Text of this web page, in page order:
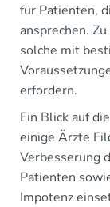
für Patienten,
ansprechen.
solche mit
erfordern.
Ein Blick auf
einige Ärzte
Verbesserung
Patienten
Impotenz